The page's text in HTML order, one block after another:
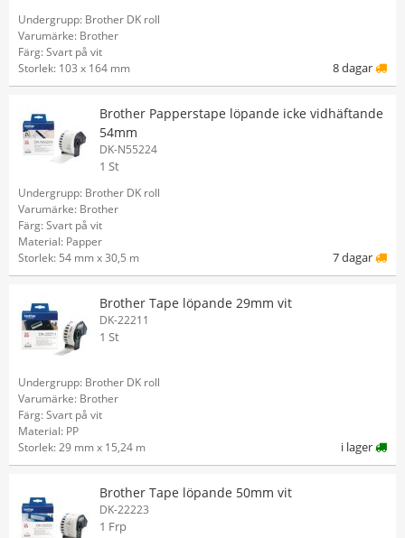
Undergrupp: Brother DK roll
Varumärke: Brother
Färg: Svart på vit
Storlek: 103 x 164 mm
8 dagar
Brother Papperstape löpande icke vidhäftande
54mm
DK-N55224
1 St
Undergrupp: Brother DK roll
Varumärke: Brother
Färg: Svart på vit
Material: Papper
Storlek: 54 mm x 30,5 m
7 dagar
Brother Tape löpande 29mm vit
DK-22211
1 St
Undergrupp: Brother DK roll
Varumärke: Brother
Färg: Svart på vit
Material: PP
Storlek: 29 mm x 15,24 m
i lager
Brother Tape löpande 50mm vit
DK-22223
1 Frp